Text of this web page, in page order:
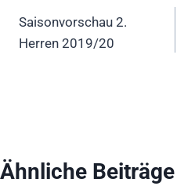
Saisonvorschau 2.
Herren 2019/20
Ähnliche Beiträge